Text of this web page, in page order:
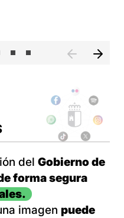
del Gobierno de
forma segura
imagen puede